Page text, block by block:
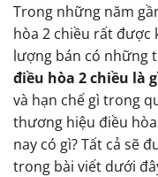
Trong những năm
hòa 2 chiều rất được
lượng bán có những
điều hòa 2 chiều là
và hạn chế gì trong
thương hiệu điều
nay có gì? Tất cả sẽ
trong bài viết dưới